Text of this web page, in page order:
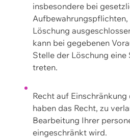
insbesondere bei
Aufbewahrungspflichten,
Löschung
kann bei gegebenen
Stelle der Löschung
treten.
Recht auf
haben das Recht, zu
Bearbeitung Ihrer
eingeschränkt wird.